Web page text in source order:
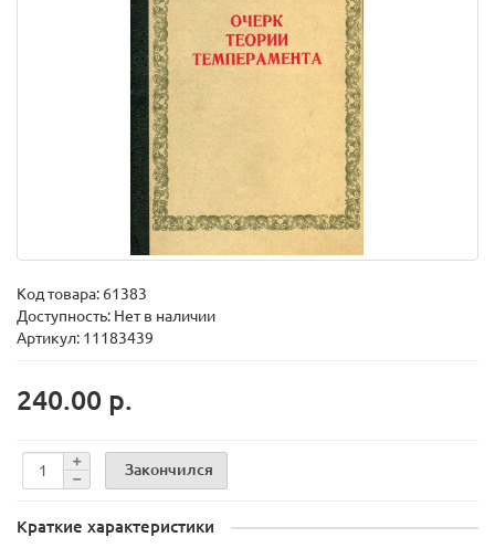
Код товара: 61383
Доступность: Нет в наличии
Артикул: 11183439
240.00 р.
Закончился
Краткие характеристики